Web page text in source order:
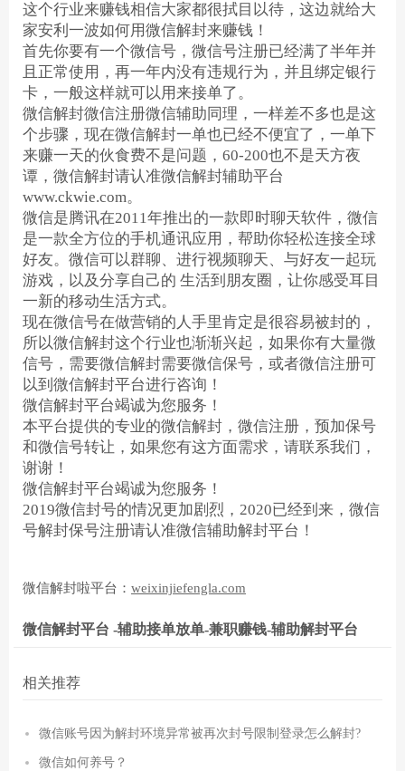
这个行业来赚钱相信大家都很拭目以待，这边就给大
家安利一波如何用微信解封来赚钱！
首先你要有一个微信号，微信号注册已经满了半年并
且正常使用，再一年内没有违规行为，并且绑定银行
卡，一般这样就可以用来接单了。
微信解封微信注册微信辅助同理，一样差不多也是这
个步骤，现在微信解封一单也已经不便宜了，一单下
来赚一天的伙食费不是问题， 60-200也不是天方夜
谭，微信解封请认准微信解封辅助平台
www.ckwie.com。
微信是腾讯在2011年推出的一款即时聊天软件，微信
是一款全方位的手机通讯应用，帮助你轻松连接全球
好友。微信可以群聊、进行视频聊天、与好友一起玩
游戏，以及分享自己的 生活到朋友圈，让你感受耳目
一新的移动生活方式。
现在微信号在做营销的人手里肯定是很容易被封的，
所以微信解封这个行业也渐渐兴起，如果你有大量微
信号，需要微信解封需要微信保号，或者微信注册可
以到微信解封平台进行咨询！
微信解封平台竭诚为您服务！
本平台提供的专业的微信解封，微信注册，预加保号
和微信号转让，如果您有这方面需求，请联系我们，
谢谢！
微信解封平台竭诚为您服务！
2019微信封号的情况更加剧烈， 2020已经到来，微信
号解封保号注册请认准微信辅助解封平台！
微信解封啦平台： weixinjiefengla.com
微信解封平台 -辅助接单放单-兼职赚钱-辅助解封平台
相关推荐
微信账号因为解封环境异常被再次封号限制登录怎么解封?
微信如何养号？